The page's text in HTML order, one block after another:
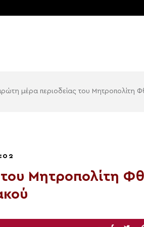
μέρα περιοδείας του Μητροπολίτη
Μητροπολίτη